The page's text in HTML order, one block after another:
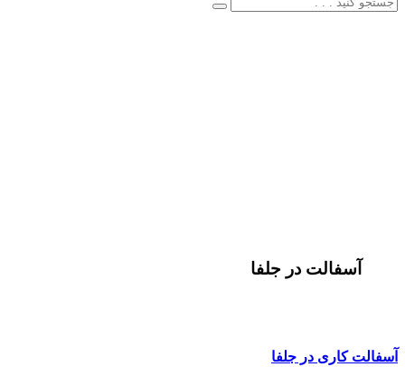
آسفالت در جلفا
آسفالت کاری در جلفا